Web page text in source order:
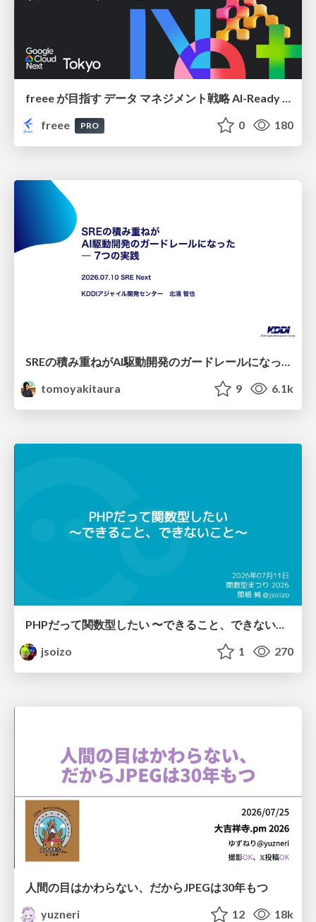
freee が目指す データ マネジメント戦略 AI-Ready 時代を支える 攻めのガバナンスとは
freee
PRO 0 180
tomoyakitaura
9 6.1k
PHPだって関数型したい 〜できること、できないこと〜 / fp-in-php
jsoizo
1 270
人間の目はかわらない、だからJPEGは30年もつ
yuzneri
12 18k